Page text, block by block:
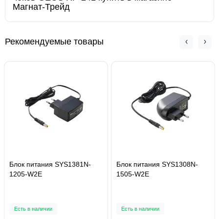
Магнат-Трейд
Рекомендуемые товары
Блок питания SYS1381N-
1205-W2E
Есть в наличии
Блок питания SYS1308N-
1505-W2E
Есть в наличии